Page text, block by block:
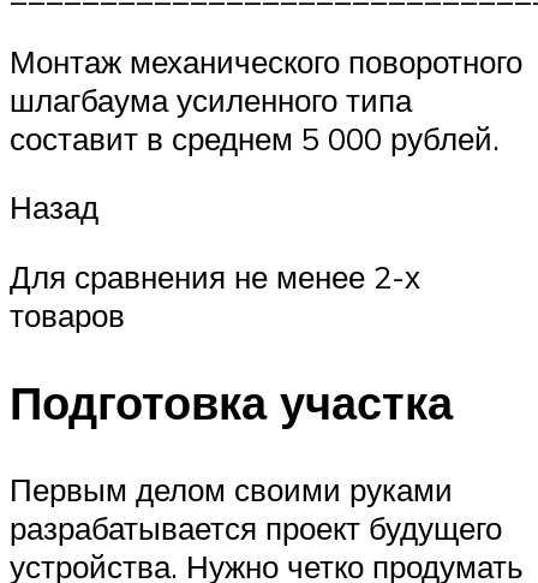
Монтаж механического поворотного
шлагбаума усиленного типа
составит в среднем 5 000 рублей.
Назад
Для сравнения не менее 2-х
товаров
Подготовка участка
Первым делом своими руками
разрабатывается проект будущего
устройства. Нужно четко продумать